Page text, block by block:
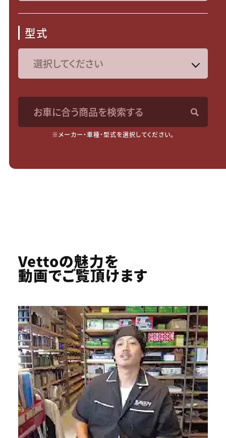
型式
お車に合う商品を検索する
※メーカー・車種・型式を選択してください。
Youtube
Vettoの魅力を
動画でご覧頂けます